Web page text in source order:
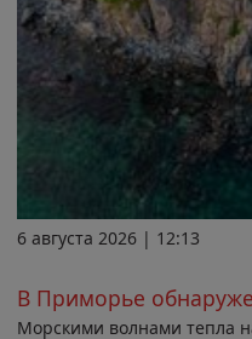
6 августа 2026 | 12:13
В Приморье
Морскими волнами тепла